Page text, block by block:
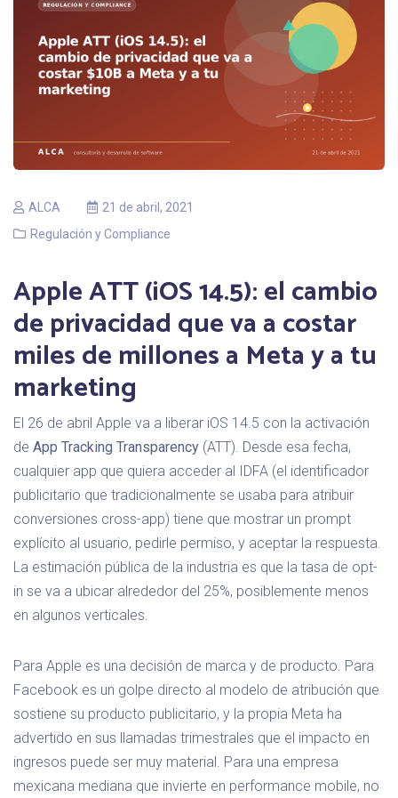
ALCA
21 de abril, 2021
Regulación y Compliance
Apple ATT (iOS 14.5): el cambio
de privacidad que va a costar
miles de millones a Meta y a tu
marketing
El 26 de abril Apple va a liberar iOS 14.5 con la activación
de App Tracking Transparency (ATT). Desde esa fecha,
cualquier app que quiera acceder al IDFA (el identificador
publicitario que tradicionalmente se usaba para atribuir
conversiones cross-app) tiene que mostrar un prompt
explícito al usuario, pedirle permiso, y aceptar la respuesta.
La estimación pública de la industria es que la tasa de opt-
in se va a ubicar alrededor del 25%, posiblemente menos
en algunos verticales.
Para Apple es una decisión de marca y de producto. Para
Facebook es un golpe directo al modelo de atribución que
sostiene su producto publicitario, y la propia Meta ha
advertido en sus llamadas trimestrales que el impacto en
ingresos puede ser muy material. Para una empresa
mexicana mediana que invierte en performance mobile, no